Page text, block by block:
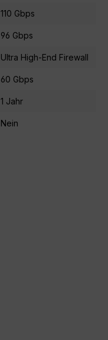
110 Gbps
96 Gbps
Ultra High-End Firewall
60 Gbps
1 Jahr
Nein